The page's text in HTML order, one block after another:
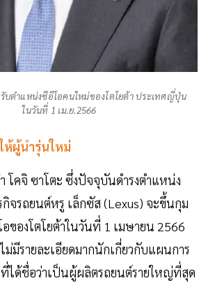
รับตำแหน่งซีอีโอคนใหม่ของโตโยต้า ประเทศญี่ปุ่น
ในวันที่ 1 เม.ย.2566
ห้ผู้นำรุ่นใหม่
โคจิ ซาโตะ ซึ่งปัจจุบันดำรงตำแหน่ง
จรถยนต์หรู เล็กซัส (Lexus) จะขึ้นกุม
ของโตโยต้าในวันที่ 1 เมษายน 2566
มีรายละเอียดมากนักเกี่ยวกับแผนการ
ได้ชื่อว่าเป็นผู้ผลิตรถยนต์รายใหญ่ที่สุด